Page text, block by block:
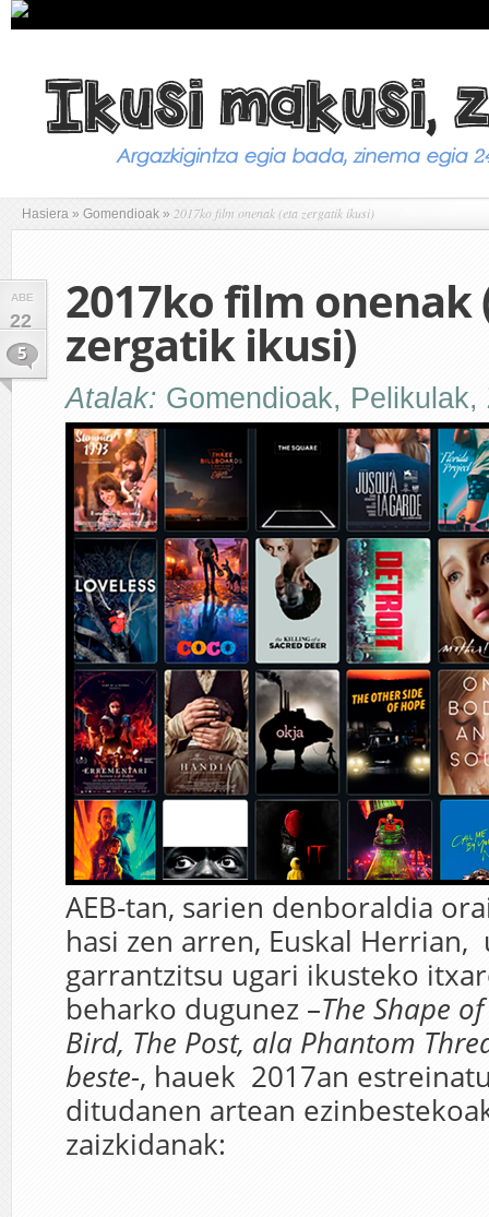
Hasiera » Gomendioak » 2017ko film onenak (eta zergatik ikusi)
ABE
22
5
2017ko film onenak
zergatik ikusi)
Atalak: Gomendioak, Pelikulak,
AEB-tan, sarien denboraldia
hasi zen arren, Euskal
garrantzitsu ugari ikusteko
beharko dugunez –The Shape
Bird, The Post, ala Phantom
beste-, hauek 2017an
ditudanen artean
zaizkidanak: